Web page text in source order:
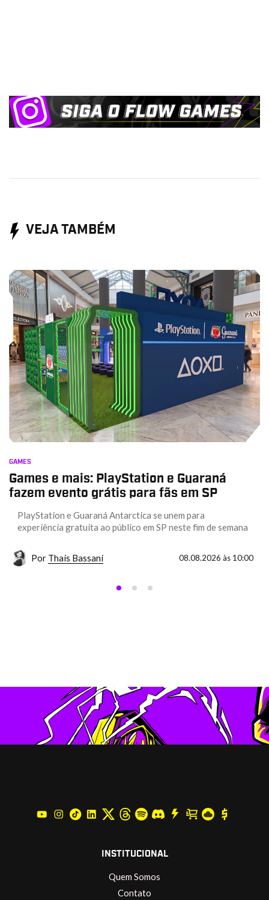
VEJA TAMBÉM
GAMES
Games e mais: PlayStation e Guaraná
fazem evento grátis para fãs em SP
PlayStation e Guaraná Antarctica se unem para
experiência gratuita ao público em SP neste fim de semana
Por Thais Bassani 08.08.2026 às 10:00
INSTITUCIONAL
Quem Somos
Contato